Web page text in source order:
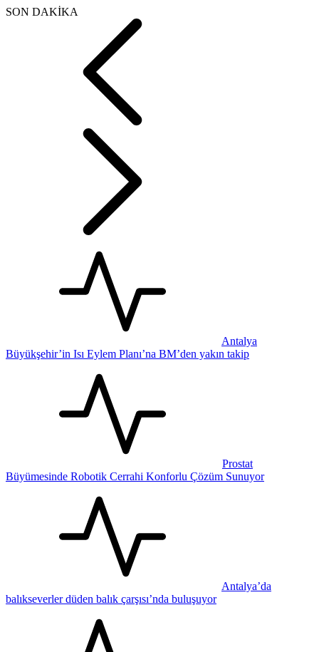
SON DAKİKA
Antalya
Büyükşehir’in Isı Eylem Planı’na BM’den yakın takip
Prostat
Büyümesinde Robotik Cerrahi Konforlu Çözüm Sunuyor
Antalya’da
balıkseverler düden balık çarşısı’nda buluşuyor